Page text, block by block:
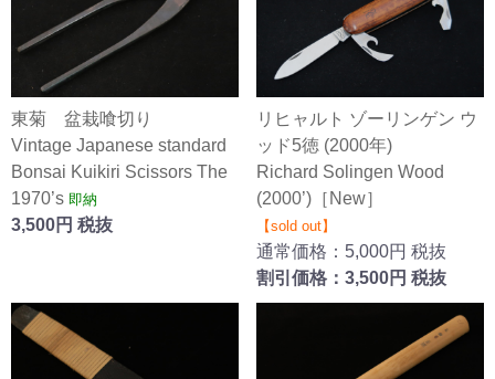
東菊 盆栽喰切り
Vintage Japanese standard
Bonsai Kuikiri Scissors The
1970’s 即納
3,500円 税抜
リヒャルト ゾーリンゲン ウ
ッド5徳 (2000年)
Richard Solingen Wood
(2000’)［New］
【sold out】
通常価格：5,000円 税抜
割引価格：3,500円 税抜